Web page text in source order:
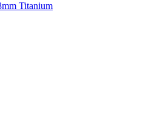
Titanium